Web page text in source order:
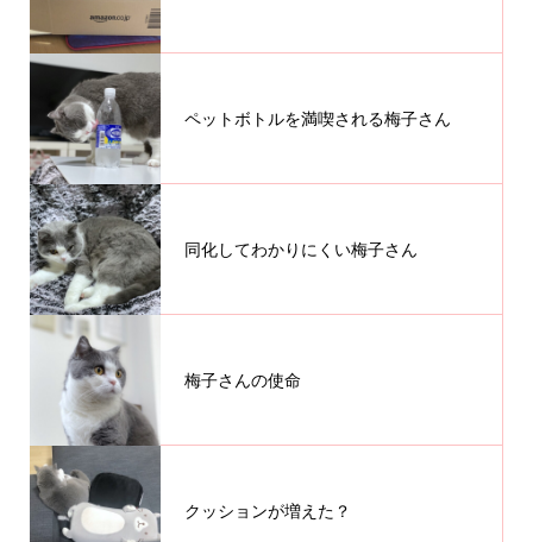
ペットボトルを満喫される梅子さん
同化してわかりにくい梅子さん
梅子さんの使命
クッションが増えた？